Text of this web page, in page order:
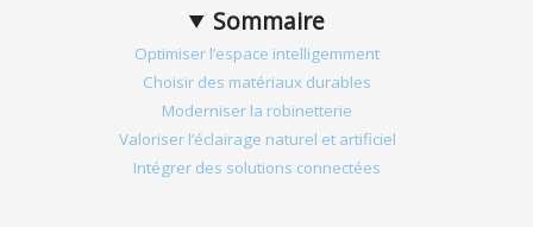
Sommaire
Optimiser l’espace intelligemment
Choisir des matériaux durables
Moderniser la robinetterie
Valoriser l’éclairage naturel et artificiel
Intégrer des solutions connectées